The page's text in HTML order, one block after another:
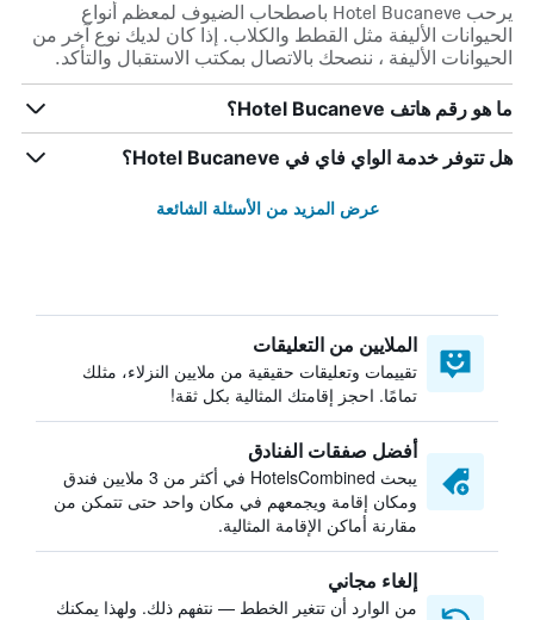
يرحب Hotel Bucaneve باصطحاب الضيوف لمعظم أنواع
الحيوانات الأليفة مثل القطط والكلاب. إذا كان لديك نوع آخر من
الحيوانات الأليفة ، ننصحك بالاتصال بمكتب الاستقبال والتأكد.
ما هو رقم هاتف Hotel Bucaneve؟
هل تتوفر خدمة الواي فاي في Hotel Bucaneve؟
عرض المزيد من الأسئلة الشائعة
الملايين من التعليقات
تقييمات وتعليقات حقيقية من ملايين النزلاء، مثلك
تمامًا. احجز إقامتك المثالية بكل ثقة!
أفضل صفقات الفنادق
يبحث HotelsCombined في أكثر من 3 ملايين فندق
ومكان إقامة ويجمعهم في مكان واحد حتى تتمكن من
مقارنة أماكن الإقامة المثالية.
إلغاء مجاني
من الوارد أن تتغير الخطط — نتفهم ذلك. ولهذا يمكنك